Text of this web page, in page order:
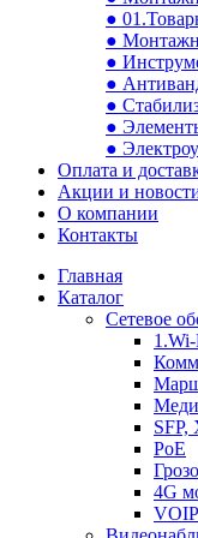
●
●
●
●
●
●
●
Оплата и
Акции и
О компании
Контакты
Главная
Каталог
Сетевое
SFP,
PoE
4G